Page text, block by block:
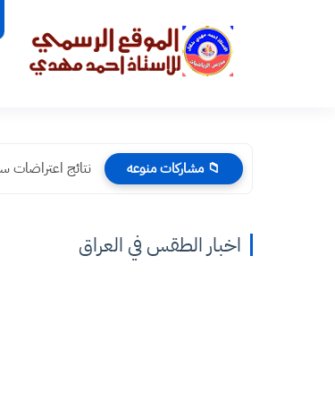
📁 مشاركات منوعه نتائج اعتراضات
اخبار الطقس في العراق